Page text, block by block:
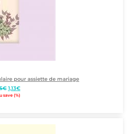
pour assiette de mariage
€ Le
prix
1,13€Le
prix
save (%)